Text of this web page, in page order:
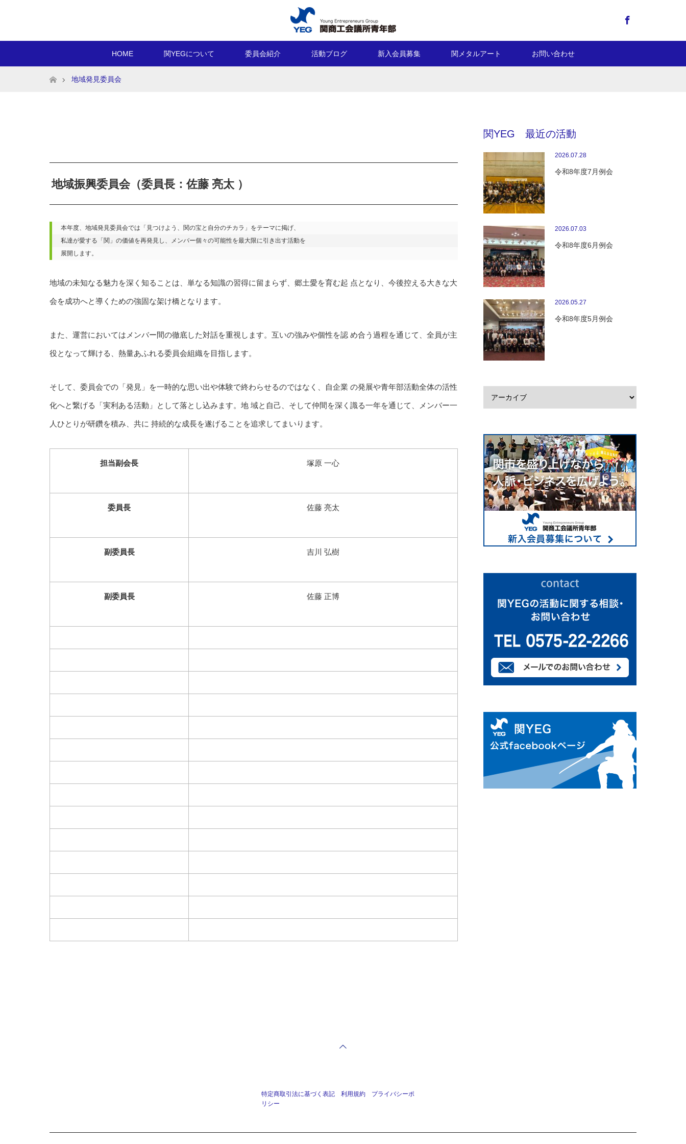
HOME 関YEGについて 委員会紹介 活動ブログ 新入会員募集 関メタルアート お問い合わせ
ホーム地域発見委員会
地域振興委員会（委員長：佐藤 亮太 ）
本年度、地域発見委員会では「見つけよう、関の宝と自分のチカラ」をテーマに掲げ、
私達が愛する「関」の価値を再発見し、メンバー個々の可能性を最大限に引き出す活動を
地域の未知なる魅力を深く知ることは、単なる知識の習得に留まらず、郷土愛を育む起 点となり、今後控える大きな大
会を成功へと導くための強固な架け橋となります。
また、運営においてはメンバー間の徹底した対話を重視します。互いの強みや個性を認 め合う過程を通じて、全員が主
役となって輝ける、熱量あふれる委員会組織を目指します。
そして、委員会での「発見」を一時的な思い出や体験で終わらせるのではなく、自企業 の発展や青年部活動全体の活性
化へと繋げる「実利ある活動」として落とし込みます。地 域と自己、そして仲間を深く識る一年を通じて、メンバー一
人ひとりが研鑽を積み、共に 持続的な成長を遂げることを追求してまいります。
担当副会長 塚原 一心
委員長 佐藤 亮太
副委員長 吉川 弘樹
副委員長 佐藤 正博
関YEG 最近の活動
2026.07.28
令和8年度7月例会
2026.07.03
令和8年度6月例会
2026.05.27
令和8年度5月例会
特定商取引法に基づく表記 利用規約
プライバシーポ
リシー